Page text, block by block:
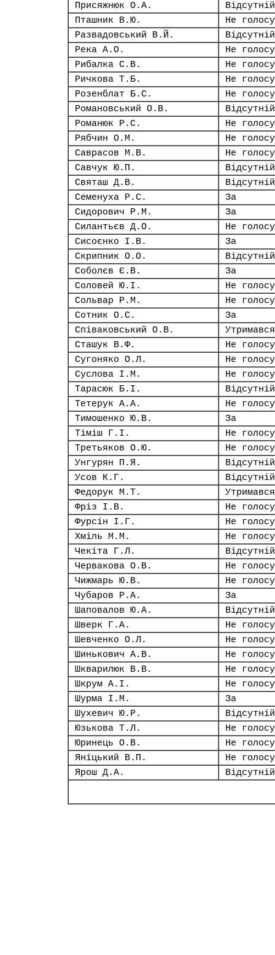
Присяжнюк О.А.
Відсутній
Пташник В.Ю.
Не
Развадовський В.Й.
Відсутній
Река А.О.
Не
Рибалка С.В.
Не
Ричкова Т.Б.
Не
Розенблат Б.С.
Не
Романовський О.В.
Відсутній
Романюк Р.С.
Не
Рябчин О.М.
Не
Саврасов М.В.
Не
Савчук Ю.П.
Відсутній
Святаш Д.В.
Відсутній
Семенуха Р.С.
За
Сидорович Р.М.
За
Силантьєв Д.О.
Не
Сисоєнко І.В.
За
Скрипник О.О.
Відсутній
Соболєв Є.В.
За
Соловей Ю.І.
Не
Сольвар Р.М.
Не
Сотник О.С.
За
Співаковський О.В.
Утримався
Сташук В.Ф.
Не
Сугоняко О.Л.
Не
Суслова І.М.
Не
Тарасюк Б.І.
Відсутній
Тетерук А.А.
Не
Тимошенко Ю.В.
За
Тіміш Г.І.
Не
Третьяков О.Ю.
Не
Унгурян П.Я.
Відсутній
Усов К.Г.
Відсутній
Федорук М.Т.
Утримався
Фріз І.В.
Не
Фурсін І.Г.
Не
Хміль М.М.
Не
Чекіта Г.Л.
Відсутній
Червакова О.В.
Не
Чижмарь Ю.В.
Не
Чубаров Р.А.
За
Шаповалов Ю.А.
Відсутній
Шверк Г.А.
Не
Шевченко О.Л.
Не
Шинькович А.В.
Не
Шкварилюк В.В.
Не
Шкрум А.І.
Не
Шурма І.М.
За
Шухевич Ю.Р.
Відсутній
Юзькова Т.Л.
Не
Юринець О.В.
Не
Яніцький В.П.
Не
Ярош Д.А.
Відсутній